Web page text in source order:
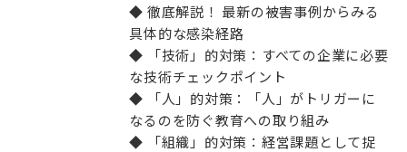
◆ 徹底解説！ 最新の被害事例からみる
具体的な感染経路
◆ 「技術」的対策：すべての企業に必要
な技術チェックポイント
◆ 「人」的対策：「人」がトリガーに
なるのを防ぐ教育への取り組み
◆ 「組織」的対策：経営課題として捉